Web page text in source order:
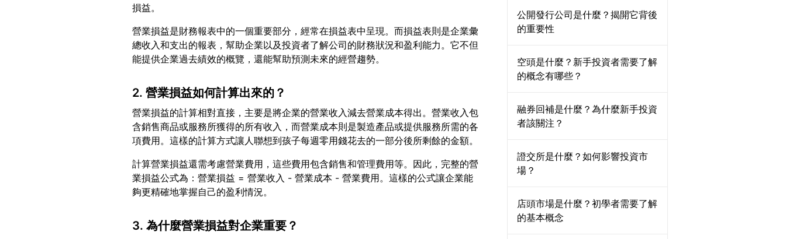
營業損益是財務報表中的一個重要部分，經常在損益表中呈現。而損益表則是企業彙
總收入和支出的報表，幫助企業以及投資者了解公司的財務狀況和盈利能力。它不但
2. 營業損益如何計算出來的？
營業損益的計算相對直接，主要是將企業的營業收入減去營業成本得出。營業收入包
含銷售商品或服務所獲得的所有收入，而營業成本則是製造產品或提供服務所需的各
計算營業損益還需考慮營業費用，這些費用包含銷售和管理費用等。因此，完整的營
業損益公式為：營業損益 = 營業收入 - 營業成本 - 營業費用。這樣的公式讓企業能
3. 為什麼營業損益對企業重要？
公開發行公司是什麼？揭開它背後
的重要性
空頭是什麼？新手投資者需要了解
的概念有哪些？
融券回補是什麼？為什麼新手投資
者該關注？
證交所是什麼？如何影響投資市
場？
店頭市場是什麼？初學者需要了解
的基本概念